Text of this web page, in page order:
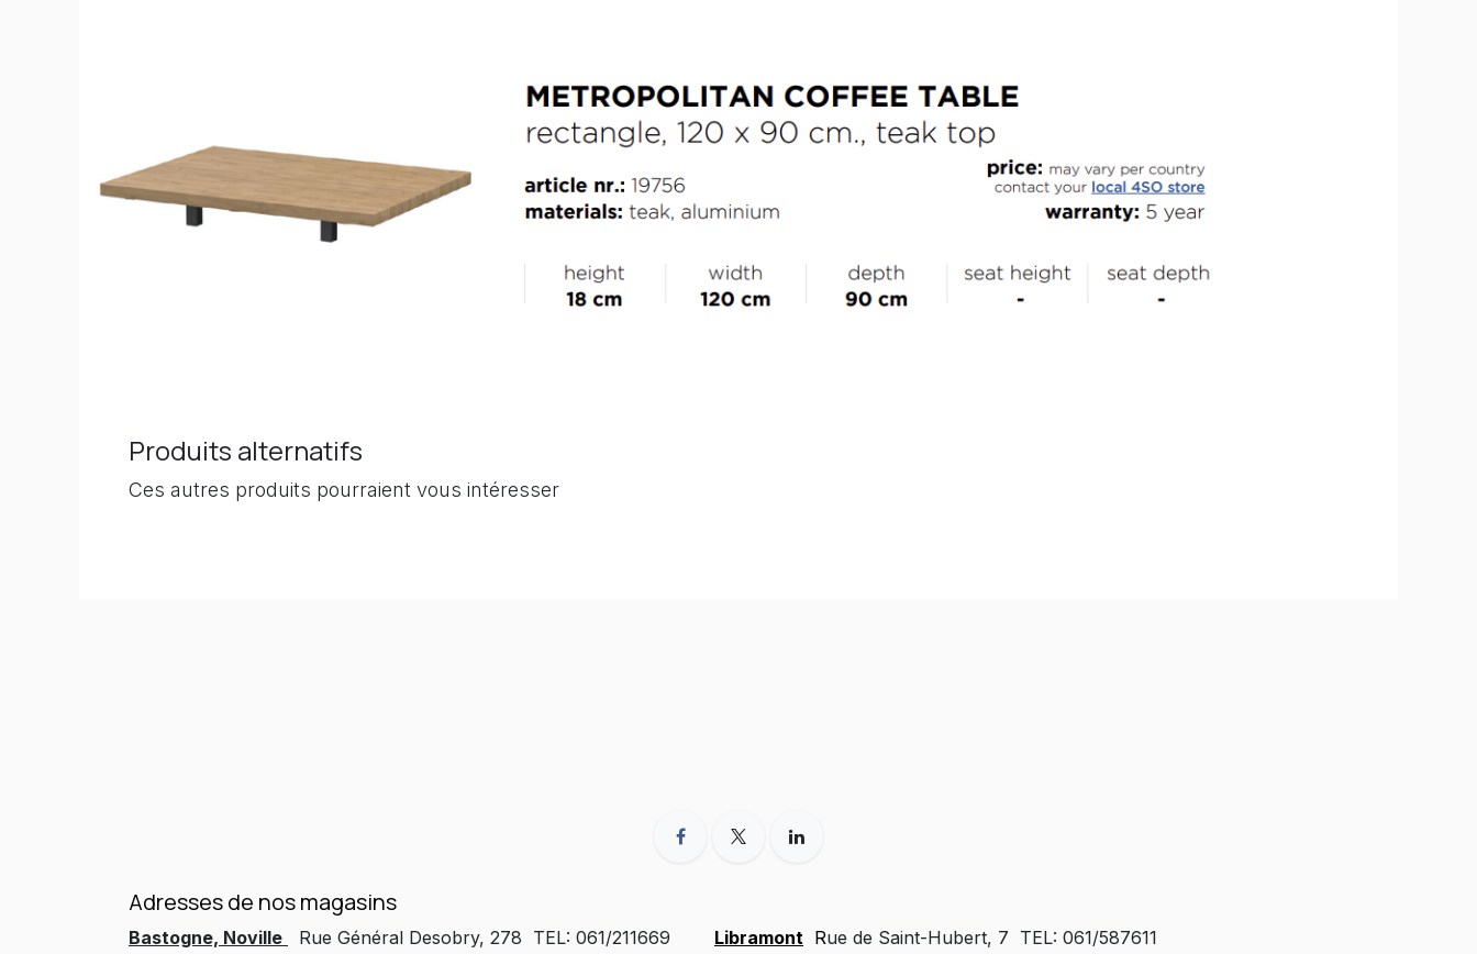
Produits alternatifs
Ces autres produits pourraient vous intéresser
Adresses de nos magasins
Bastogne, Noville Rue Général Desobry, 278 TEL: 061/211669 Libramont Rue de Saint-Hubert, 7 TEL: 061/587611